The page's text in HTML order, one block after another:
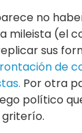
no
mileista (el
sus
de
Por otra
político
griterío.